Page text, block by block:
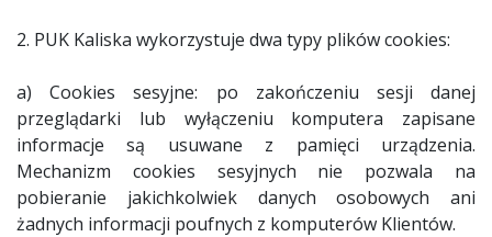
2. PUK Kaliska wykorzystuje dwa typy plików cookies:
a) Cookies sesyjne: po zakończeniu sesji danej
przeglądarki lub wyłączeniu komputera zapisane
informacje są usuwane z pamięci urządzenia.
Mechanizm cookies sesyjnych nie pozwala na
pobieranie jakichkolwiek danych osobowych ani
żadnych informacji poufnych z komputerów Klientów.